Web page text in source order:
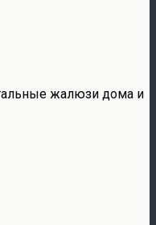
жалюзи дома и